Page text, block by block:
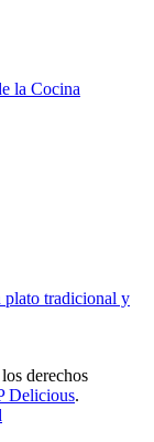
la Cocina
plato tradicional y
derechos
Delicious.